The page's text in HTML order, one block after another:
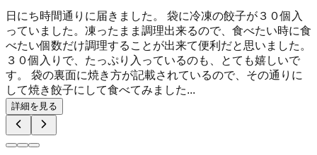
日にち時間通りに届きました。 袋に冷凍の餃子が３０個入
っていました。凍ったまま調理出来るので、食べたい時に食
べたい個数だけ調理することが出来て便利だと思いました。
３０個入りで、たっぷり入っているのも、とても嬉しいで
す。 袋の裏面に焼き方が記載されているので、その通りに
して焼き餃子にして食べてみました...
詳細を見る